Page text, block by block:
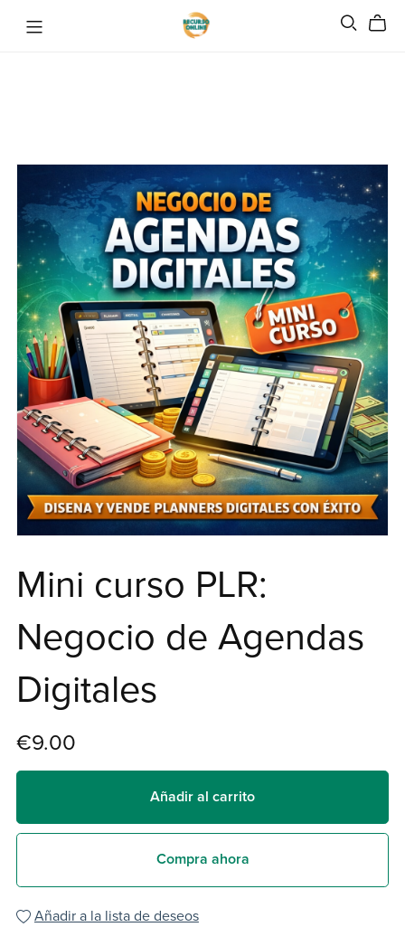
Mini curso PLR:
Negocio de Agendas
Digitales
€9.00
Añadir al carrito
Compra ahora
Añadir a la lista de deseos